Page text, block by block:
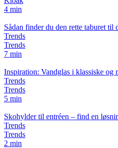
4 min
Sådan finder du den rette taburet til
Trends
Trends
7 min
Inspiration: Vandglas i klassiske og
Trends
Trends
5 min
Skohylder til entréen – find en
Trends
Trends
2 min